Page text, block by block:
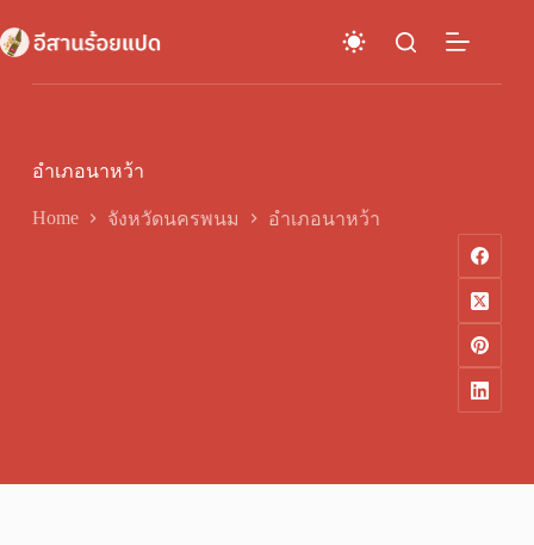
to
content
อำเภอนาหว้า
Home จังหวัดนครพนม อำเภอนาหว้า